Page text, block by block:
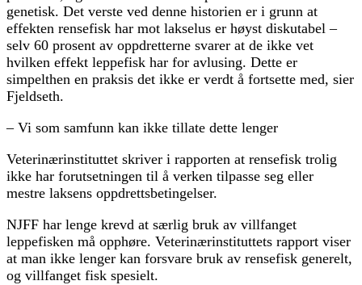
genetisk. Det verste ved denne historien er i grunn at
effekten rensefisk har mot lakselus er høyst diskutabel –
selv 60 prosent av oppdretterne svarer at de ikke vet
hvilken effekt leppefisk har for avlusing. Dette er
simpelthen en praksis det ikke er verdt å fortsette med, sier
Fjeldseth.
– Vi som samfunn kan ikke tillate dette lenger
Veterinærinstituttet skriver i rapporten at rensefisk trolig
ikke har forutsetningen til å verken tilpasse seg eller
mestre laksens oppdrettsbetingelser.
NJFF har lenge krevd at særlig bruk av villfanget
leppefisken må opphøre. Veterinærinstituttets rapport viser
at man ikke lenger kan forsvare bruk av rensefisk generelt,
og villfanget fisk spesielt.